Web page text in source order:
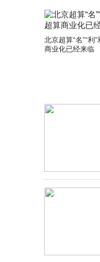
北京超算“名”“利
商业化已经来临